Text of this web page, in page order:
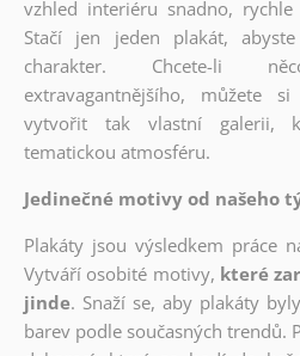
vzhled interiéru snadno,
Stačí jen jeden plakát,
charakter. Chcete-li
extravagantnějšího, můžete
vytvořit tak vlastní galerii,
tematickou atmosféru.
Jedinečné motivy od našeho
Plakáty jsou výsledkem práce
Vytváří osobité motivy, které
jinde. Snaží se, aby plakáty
barev podle současných trendů.